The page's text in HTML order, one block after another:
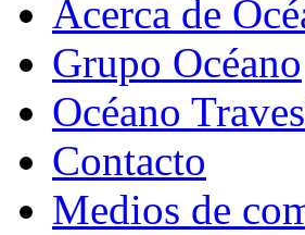
Acerca de
Grupo Océano
Océano
Contacto
Medios de